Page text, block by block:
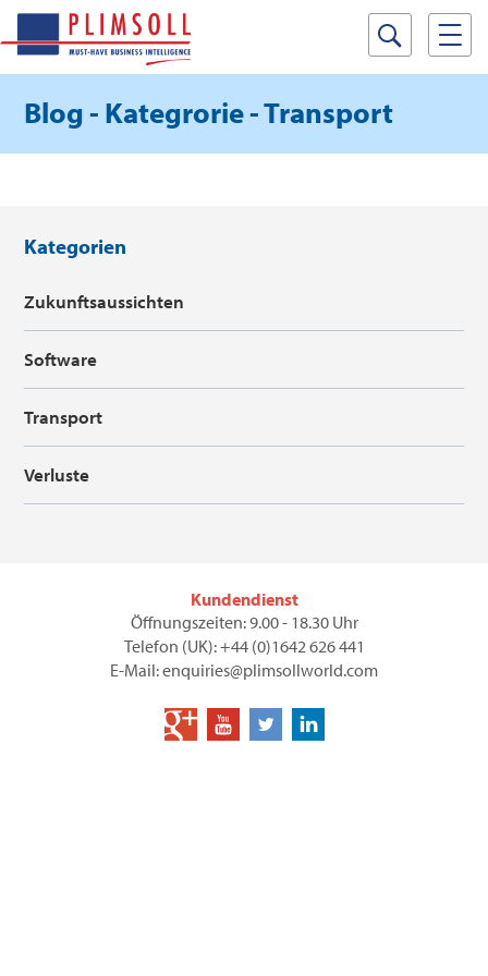
Blog - Kategrorie - Transport
Kategorien
Zukunftsaussichten
Software
Transport
Verluste
Kundendienst
Öffnungszeiten: 9.00 - 18.30 Uhr
Telefon (UK): +44 (0)1642 626 441
E-Mail: enquiries@plimsollworld.com